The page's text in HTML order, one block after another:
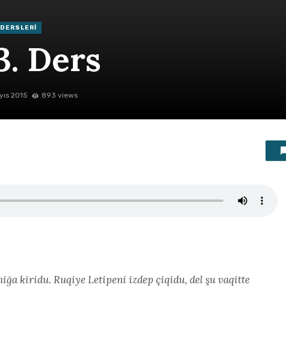
Ders
2015 893 views
kiridu. Ruqiye Letipeni izdep çiqidu, del şu vaqitte